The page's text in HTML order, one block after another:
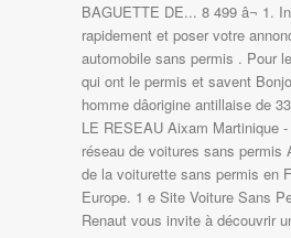
BAGUETTE DE... 8 499 â¬ 1.
rapidement et poser votre
automobile sans permis . Pour
qui ont le permis et savent
homme dâorigine antillaise de
LE RESEAU Aixam Martinique
réseau de voitures sans permis
de la voiturette sans permis en
Europe. 1 e Site Voiture Sans
Renaut vous invite à découvrir